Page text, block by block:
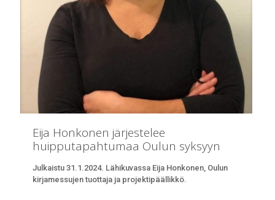
Eija Honkonen järjestelee
huipputapahtumaa Oulun syksyyn
Julkaistu 31.1.2024. Lähikuvassa Eija Honkonen, Oulun
kirjamessujen tuottaja ja projektipäällikkö.